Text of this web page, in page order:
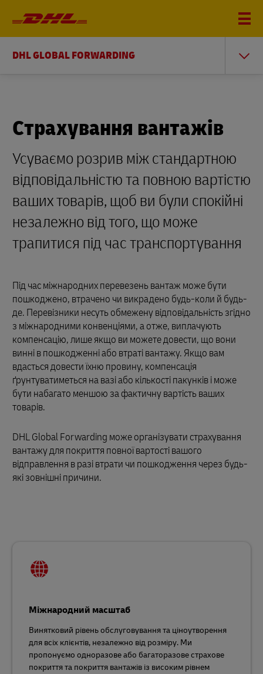
DHL GLOBAL FORWARDING
Страхування вантажів
Усуваємо розрив між стандартною
відповідальністю та повною вартістю
ваших товарів, щоб ви були спокійні
незалежно від того, що може
трапитися під час транспортування
Під час міжнародних перевезень вантаж може бути
пошкоджено, втрачено чи викрадено будь-коли й будь-
де. Перевізники несуть обмежену відповідальність згідно
з міжнародними конвенціями, а отже, виплачують
компенсацію, лише якщо ви можете довести, що вони
винні в пошкодженні або втраті вантажу. Якщо вам
вдасться довести їхню провину, компенсація
ґрунтуватиметься на вазі або кількості пакунків і може
бути набагато меншою за фактичну вартість ваших
товарів.
DHL Global Forwarding може організувати страхування
вантажу для покриття повної вартості вашого
відправлення в разі втрати чи пошкодження через будь-
які зовнішні причини.
Міжнародний масштаб
Винятковий рівень обслуговування та ціноутворення
для всіх клієнтів, незалежно від розміру. Ми
пропонуємо одноразове або багаторазове страхове
покриття та покриття вантажів із високим рівнем